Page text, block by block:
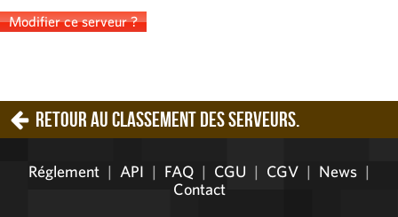
Modifier ce serveur ?
Retour au classement des serveurs.
Réglement | API | FAQ | CGU | CGV | News |
Contact